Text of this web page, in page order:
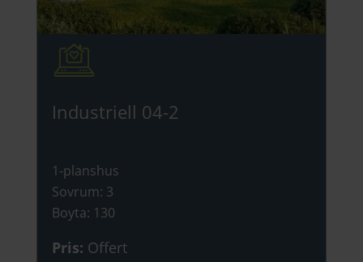
Industriell 04-2
1-planshus
Sovrum: 3
Boyta: 130
Pris: Offert